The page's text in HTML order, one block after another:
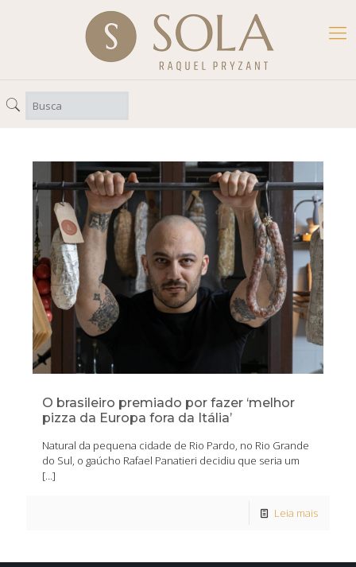
O brasileiro premiado por fazer ‘melhor
pizza da Europa fora da Itália’
Natural da pequena cidade de Rio Pardo, no Rio Grande
do Sul, o gaúcho Rafael Panatieri decidiu que seria um
[…]
Leia mais